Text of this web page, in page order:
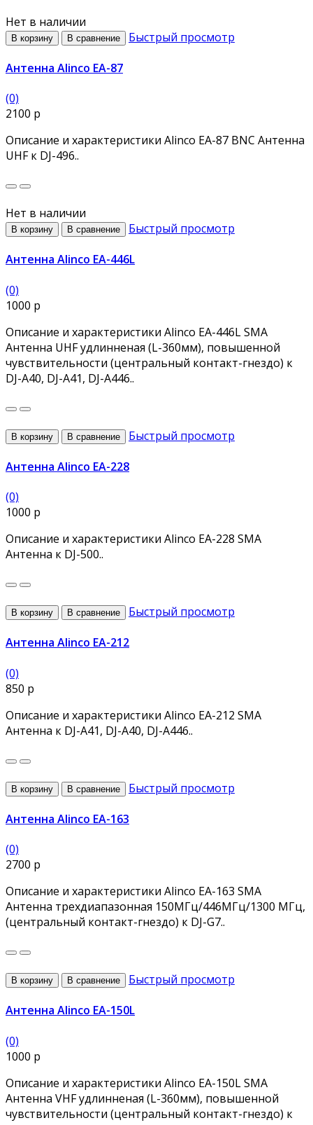
Нет в наличии
В корзину В сравнение Быстрый просмотр
Антенна Alinco EA-87
(0)
2100 р
Описание и характеристики Alinco EA-87 BNC Антенна
UHF к DJ-496..
Нет в наличии
В корзину В сравнение Быстрый просмотр
Антенна Alinco EA-446L
(0)
1000 р
Описание и характеристики Alinco EA-446L SMA
Антенна UHF удлинненая (L-360мм), повышенной
чувствительности (центральный контакт-гнездо) к
DJ-A40, DJ-A41, DJ-A446..
В корзину В сравнение Быстрый просмотр
Антенна Alinco EA-228
(0)
1000 р
Описание и характеристики Alinco EA-228 SMA
Антенна к DJ-500..
В корзину В сравнение Быстрый просмотр
Антенна Alinco EA-212
(0)
850 р
Описание и характеристики Alinco EA-212 SMA
Антенна к DJ-A41, DJ-A40, DJ-A446..
В корзину В сравнение Быстрый просмотр
Антенна Alinco EA-163
(0)
2700 р
Описание и характеристики Alinco EA-163 SMA
Антенна трехдиапазонная 150МГц/446МГц/1300 МГц,
(центральный контакт-гнездо) к DJ-G7..
В корзину В сравнение Быстрый просмотр
Антенна Alinco EA-150L
(0)
1000 р
Описание и характеристики Alinco EA-150L SMA
Антенна VHF удлинненая (L-360мм), повышенной
чувствительности (центральный контакт-гнездо) к